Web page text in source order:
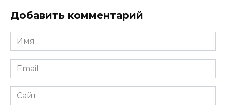
Добавить комментарий
Имя
Email
Сайт